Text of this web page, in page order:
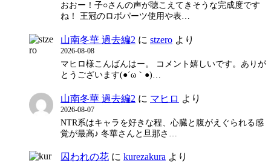
おおー！子○さんの声が聴こえてきそうな完成度です
ね！ 王冠のロボパーツ使用や表…
山南冬華 過去編2 に stzero より
2026-08-08
マヒロ様こんばんはー。 コメント嬉しいです。ありが
とうございます(●´ω｀●)…
山南冬華 過去編2 に マヒロ より
2026-08-07
NTR系はキャラを好きな程、心臓と腹がえぐられる感
覚が最高♪ 冬華さんと旦那さ…
囚われの花 に kurezakura より